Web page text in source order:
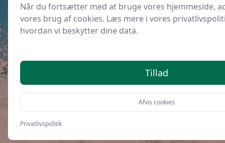
Forbrugermagasinet
Bedst i test: Ørepropper til åbne
kontorlandskaber
Når du fortsætter med at bruge vores hjemmeside,
vores brug af cookies. Læs mere i vores
hvordan vi beskytter dine data.
Tillad
Afvis cookies
Privatlivspolitik